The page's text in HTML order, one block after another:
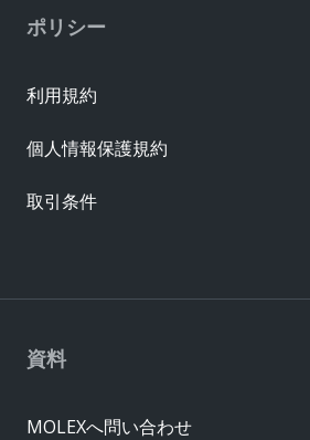
資料
MOLEXへ問い合わせ
ポリシー
利用規約
個人情報保護規約
取引条件